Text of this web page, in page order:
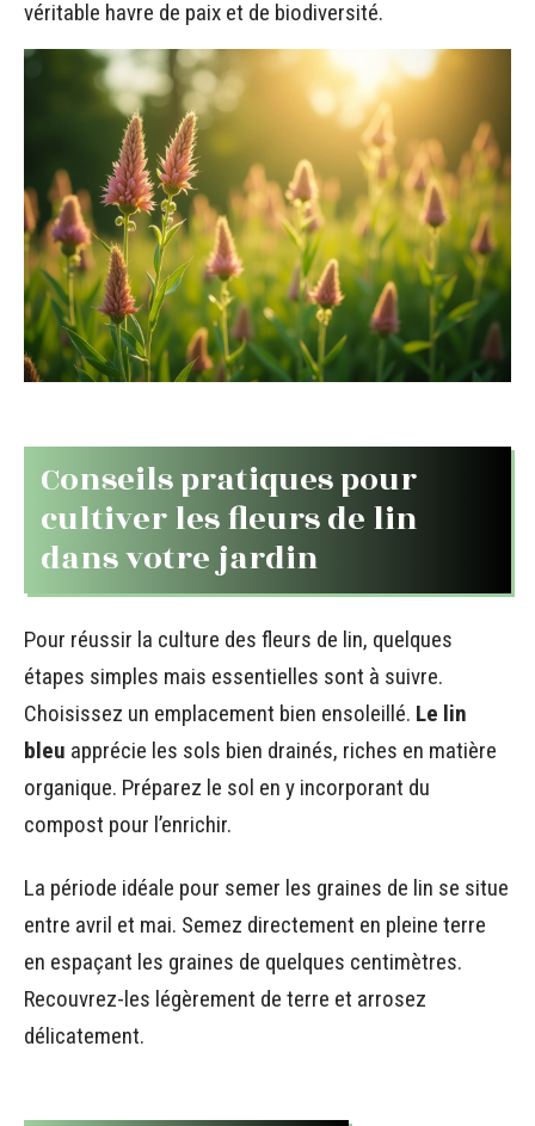
véritable havre de paix et de biodiversité.
Conseils pratiques pour
cultiver les fleurs de lin
dans votre jardin
Pour réussir la culture des fleurs de lin, quelques
étapes simples mais essentielles sont à suivre.
Choisissez un emplacement bien ensoleillé. Le lin
bleu apprécie les sols bien drainés, riches en matière
organique. Préparez le sol en y incorporant du
compost pour l’enrichir.
La période idéale pour semer les graines de lin se situe
entre avril et mai. Semez directement en pleine terre
en espaçant les graines de quelques centimètres.
Recouvrez-les légèrement de terre et arrosez
délicatement.